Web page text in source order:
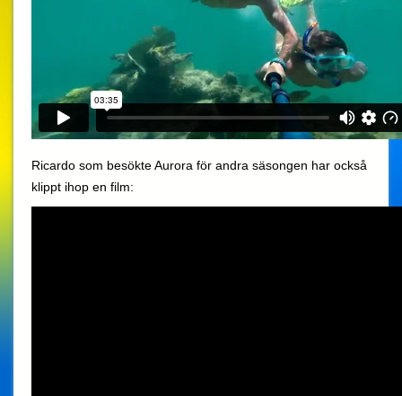
Ricardo som besökte Aurora för andra säsongen har också
klippt ihop en film: